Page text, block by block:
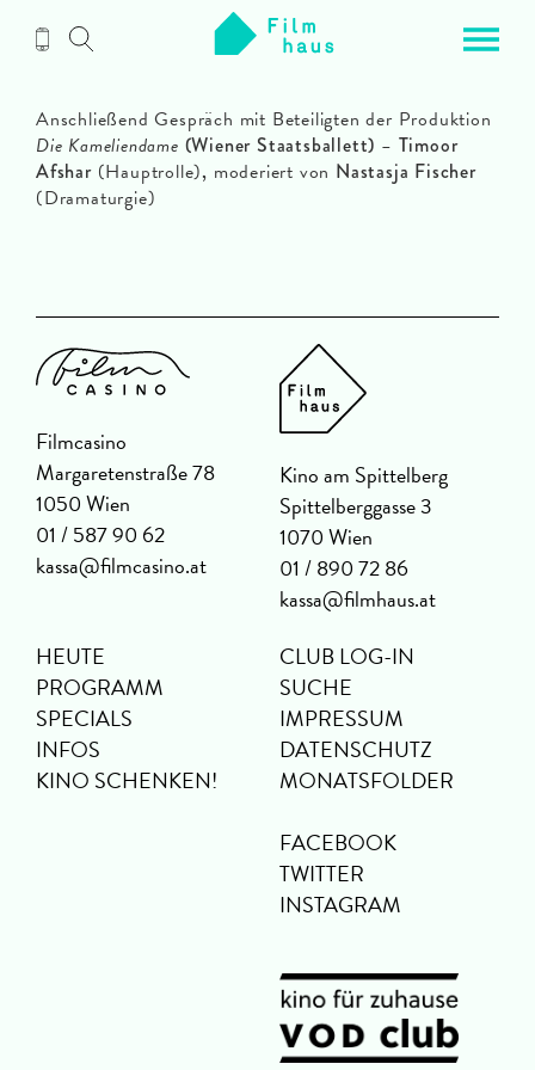
Inhalt
Anschließend Gespräch mit Beteiligten der Produktion
Die Kameliendame (Wiener Staatsballett) – Timoor
Afshar (Hauptrolle), moderiert von Nastasja Fischer
(Dramaturgie)
Filmcasino
Margaretenstraße 78
1050 Wien
01 / 587 90 62
kassa@filmcasino.at
Kino am Spittelberg
Spittelberggasse 3
1070 Wien
01 / 890 72 86
kassa@filmhaus.at
HEUTE
PROGRAMM
SPECIALS
INFOS
KINO SCHENKEN!
CLUB LOG-IN
SUCHE
IMPRESSUM
DATENSCHUTZ
MONATSFOLDER
FACEBOOK
TWITTER
INSTAGRAM